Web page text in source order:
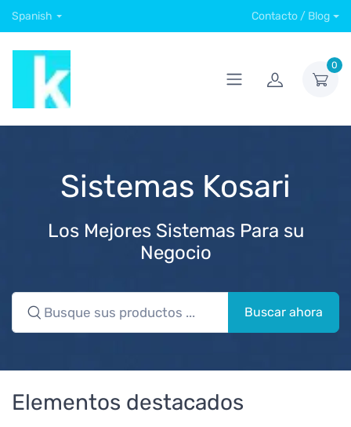
Spanish Contacto / Blog
0
Sistemas Kosari
Los Mejores Sistemas Para su
Negocio
Buscar ahora
Elementos destacados